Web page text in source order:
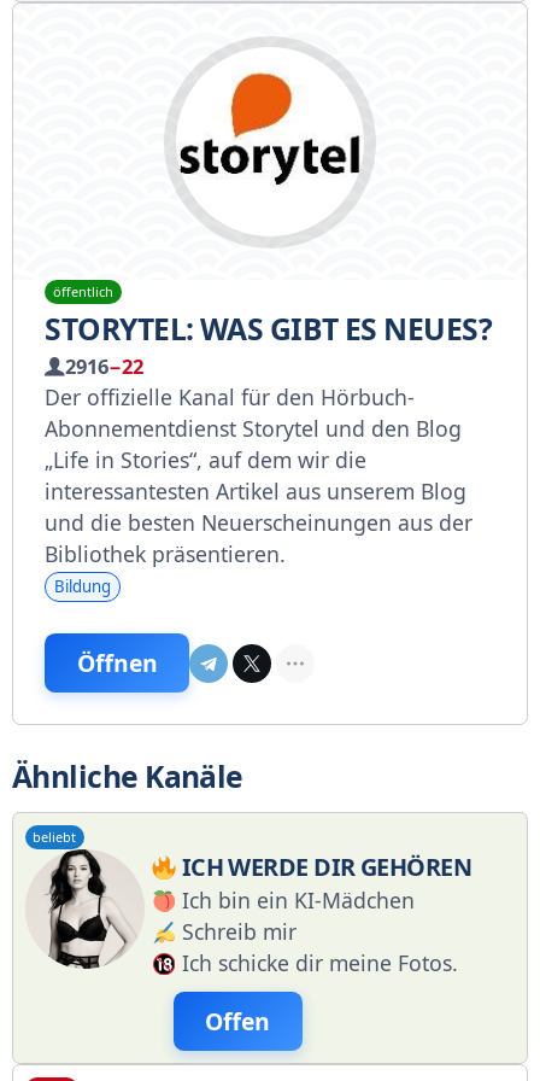
öffentlich
STORYTEL: WAS GIBT ES NEUES?
2916−22
Der offizielle Kanal für den Hörbuch-
Abonnementdienst Storytel und den Blog
„Life in Stories“, auf dem wir die
interessantesten Artikel aus unserem Blog
und die besten Neuerscheinungen aus der
Bibliothek präsentieren.
Bildung
Öffnen
Ähnliche Kanäle
beliebt
ICH WERDE DIR GEHÖREN
Ich bin ein KI-Mädchen
Schreib mir
Ich schicke dir meine Fotos.
Offen